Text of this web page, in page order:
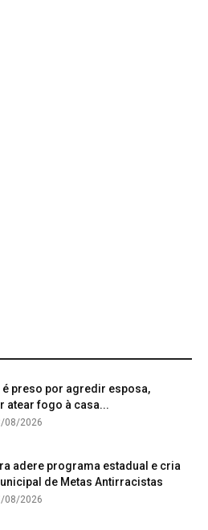
é preso por agredir esposa,
atear fogo à casa...
08/2026
adere programa estadual e cria
de Metas Antirracistas
08/2026